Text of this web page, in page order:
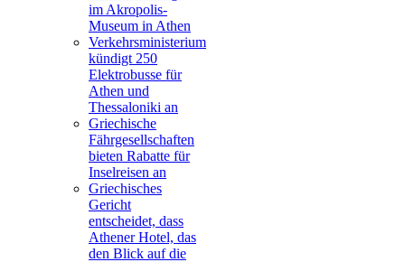
im Akropolis-
Museum in Athen
Verkehrsministerium
kündigt 250
Elektrobusse für
Athen und
Thessaloniki an
Griechische
Fährgesellschaften
bieten Rabatte für
Inselreisen an
Griechisches
Gericht
entscheidet, dass
Athener Hotel, das
den Blick auf die